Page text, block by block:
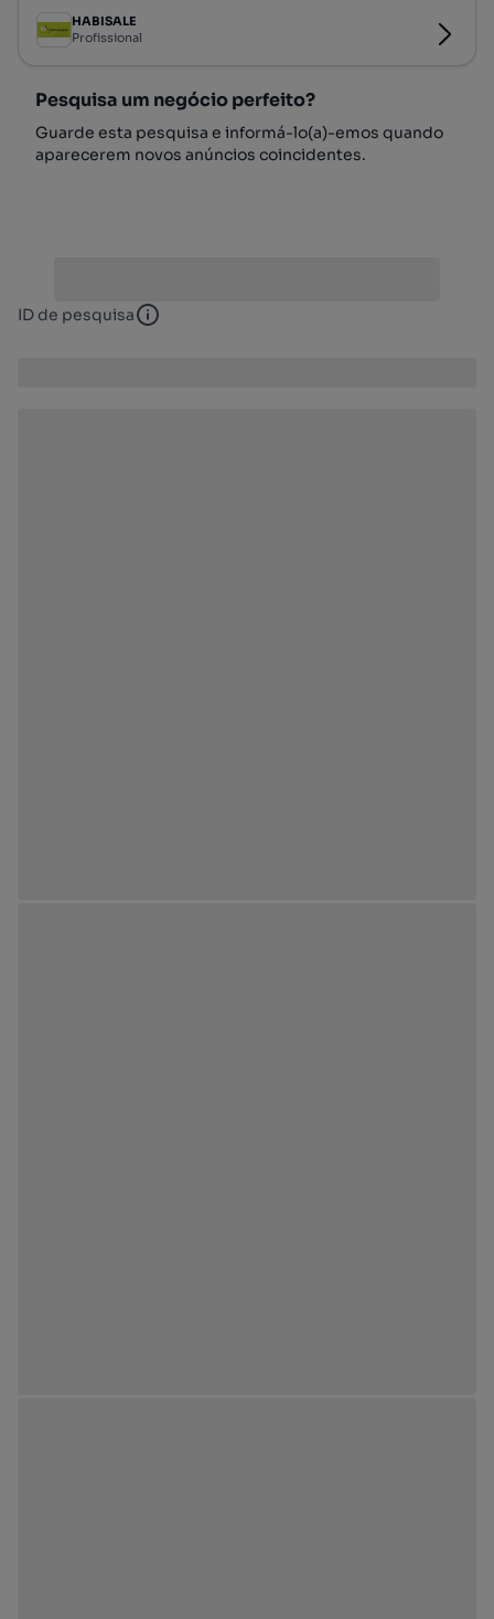
HABISALE
Profissional
Pesquisa um negócio perfeito?
Guarde esta pesquisa e informá-lo(a)-emos quando
aparecerem novos anúncios coincidentes.
ID de pesquisa ID de pesquisa